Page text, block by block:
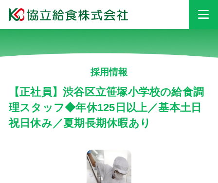
事業情報
安心・安全への取り組み
採用情報
採用情報
【正社員】渋谷区立笹塚小学校の給食調
理スタッフ◆年休125日以上／基本土日
祝日休み／夏期長期休暇あり